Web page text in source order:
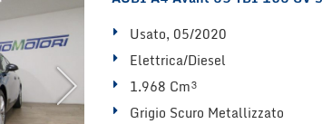
Usato, 05/2020
Elettrica/Diesel
1.968 Cm³
Grigio Scuro Metallizzato